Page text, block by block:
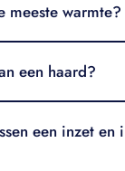
meeste warmte?
een haard?
een inzet en